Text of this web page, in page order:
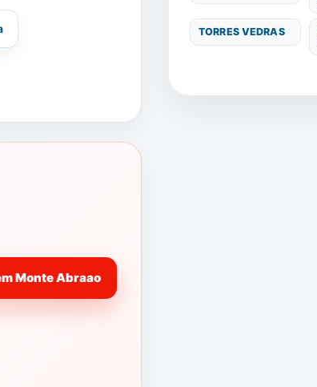
Monte Abraao
TORRES VEDRAS